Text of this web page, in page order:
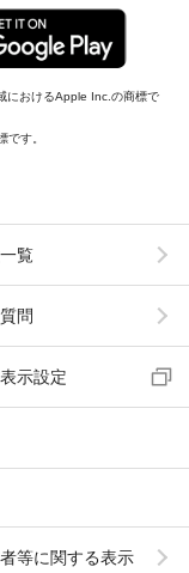
におけるApple Inc.の商標で
す。
覧
問
示設定
等に関する表示